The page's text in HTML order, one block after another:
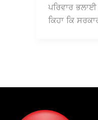
ਪਰਿਵਾਰ
ਕਿਹਾ ਕਿ